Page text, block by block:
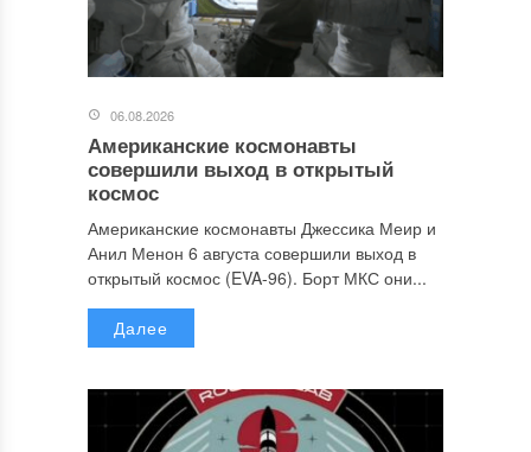
06.08.2026
Американские космонавты
совершили выход в открытый
космос
Американские космонавты Джессика Меир и
Анил Менон 6 августа совершили выход в
открытый космос (EVA-96). Борт МКС они...
Далее